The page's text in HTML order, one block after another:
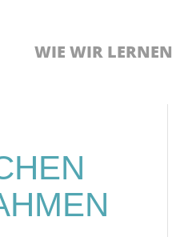
WIE WIR LERNEN
A